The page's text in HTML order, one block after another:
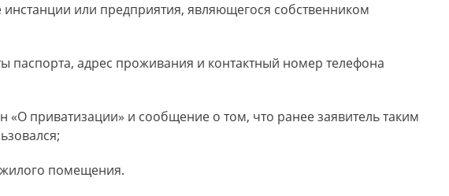
или предприятия, являющегося собственником
паспорта, адрес проживания и контактный номер телефона
«О приватизации» и сообщение о том, что ранее заявитель таким
помещения.